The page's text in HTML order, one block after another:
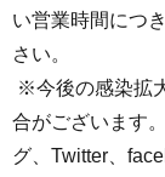
い営業時間につ
さい。
※今後の感染拡
合がございます
グ、Twitter、